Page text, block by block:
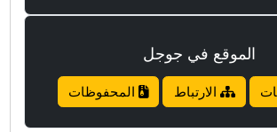
الموقع في جوجل
الارتباط المحفوظات